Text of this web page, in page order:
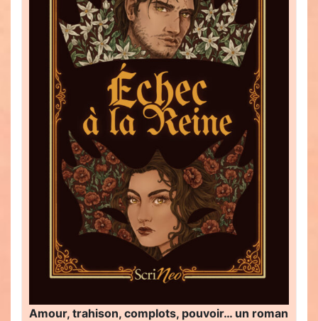
Amour, trahison, complots, pouvoir… un roman